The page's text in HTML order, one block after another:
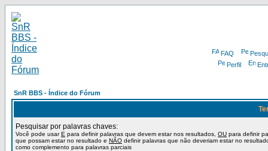
FAQ
Perfil
SnR BBS - Índice do Fórum
Pesquisar por palavras chaves:
Você pode usarE para definir palavras que devem estar nos resultados, OU para definir
que possam estar no resultado e NÃO definir palavras que não deveriam estar no
como complemento para palavras parciais